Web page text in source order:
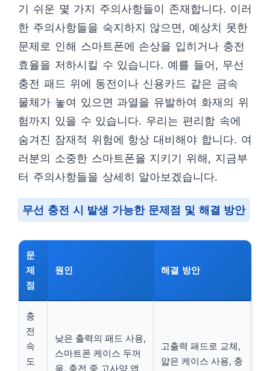
기 쉬운 몇 가지 주의사항들이 존재합니다. 이러
한 주의사항들을 숙지하지 않으면, 예상치 못한
문제로 인해 스마트폰에 손상을 입히거나 충전
효율을 저하시킬 수 있습니다. 예를 들어, 무선
충전 패드 위에 동전이나 신용카드 같은 금속
물체가 놓여 있으면 과열을 유발하여 화재의 위
험까지 있을 수 있습니다. 우리는 편리함 속에
숨겨진 잠재적 위험에 항상 대비해야 합니다. 여
러분의 소중한 스마트폰을 지키기 위해, 지금부
터 주의사항들을 상세히 알아보겠습니다.
무선 충전 시 발생 가능한 문제점 및 해결 방안
문
제
점
원인 해결 방안
충
전
속
도
낮은 출력의 패드 사용,
스마트폰 케이스 두꺼
움, 충전 중 고사양 앱
고출력 패드로 교체,
얇은 케이스 사용, 충